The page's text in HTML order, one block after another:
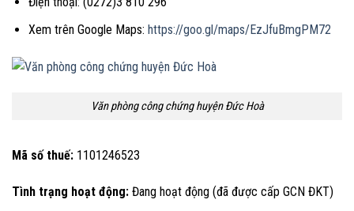
Xem trên Google Maps: https://goo.gl/maps/EzJfuBmgPM72
Văn phòng công chứng huyện Đức Hoà
Mã số thuế: 1101246523
Tình trạng hoạt động: Đang hoạt động (đã được cấp GCN ĐKT)